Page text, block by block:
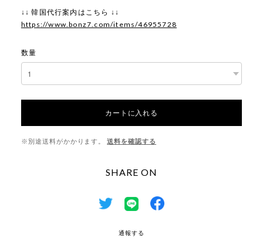
↓↓ 韓国代行案内はこちら ↓↓
https://www.bonz7.com/items/46955728
数量
カートに入れる
※別途送料がかかります。 送料を確認する
SHARE ON
通報する